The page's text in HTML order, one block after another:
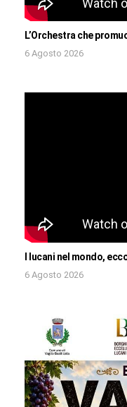
L’Orchestra che
6 Agosto 2026
I lucani nel mondo,
6 Agosto 2026